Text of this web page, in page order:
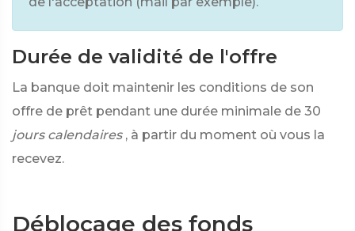
Durée de validité de l'offre
La banque doit maintenir les conditions de son
offre de prêt pendant une durée minimale de 30
jours calendaires , à partir du moment où vous la
recevez.
Déblocage des fonds